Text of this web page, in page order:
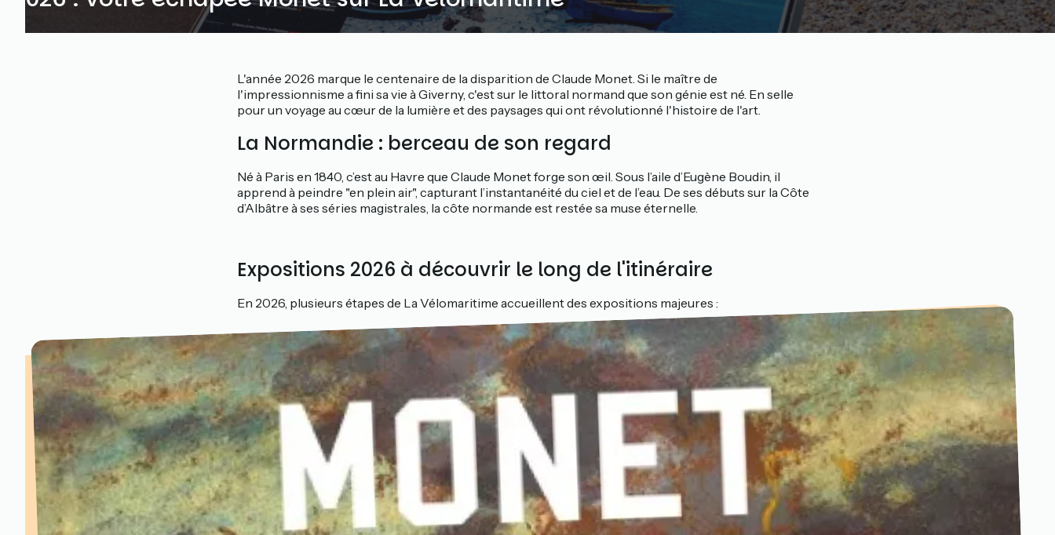
L'année 2026 marque le centenaire de la disparition de Claude Monet. Si le maître de
l'impressionnisme a fini sa vie à Giverny, c'est sur le littoral normand que son génie est né. En selle
pour un voyage au cœur de la lumière et des paysages qui ont révolutionné l'histoire de l'art.
La Normandie : berceau de son regard
Né à Paris en 1840, c’est au Havre que Claude Monet forge son œil. Sous l’aile d’Eugène Boudin, il
apprend à peindre "en plein air", capturant l’instantanéité du ciel et de l’eau. De ses débuts sur la Côte
d’Albâtre à ses séries magistrales, la côte normande est restée sa muse éternelle.
Expositions 2026 à découvrir le long de l'itinéraire
En 2026, plusieurs étapes de La Vélomaritime accueillent des expositions majeures :